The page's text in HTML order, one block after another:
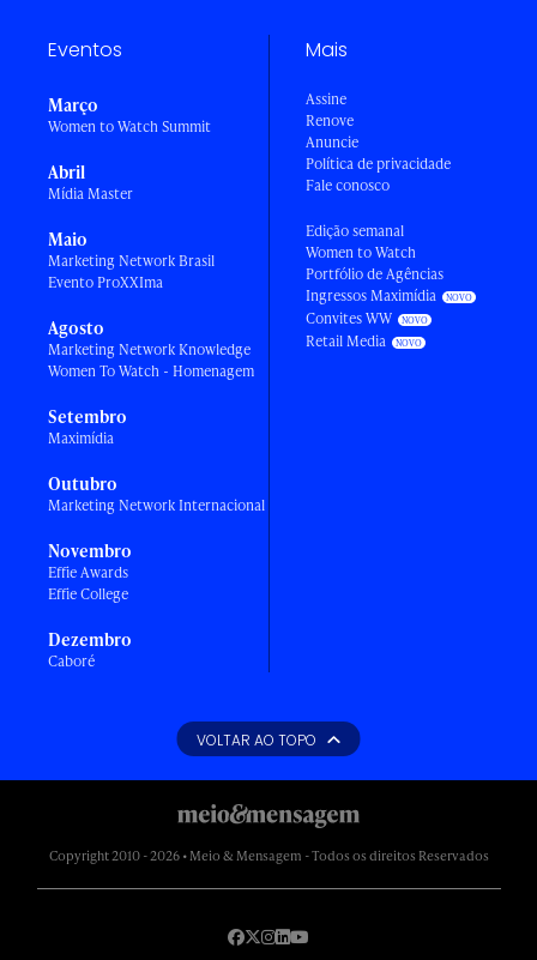
Eventos
Março
Women to Watch Summit
Abril
Mídia Master
Maio
Marketing Network Brasil
Evento ProXXIma
Agosto
Marketing Network Knowledge
Women To Watch - Homenagem
Setembro
Maximídia
Outubro
Marketing Network Internacional
Novembro
Effie Awards
Effie College
Dezembro
Caboré
Mais
Assine
Renove
Anuncie
Política de privacidade
Fale conosco
Edição semanal
Women to Watch
Portfólio de Agências
Ingressos Maximídia
Convites WW
Retail Media
VOLTAR AO TOPO
Copyright 2010 - 2026 • Meio & Mensagem - Todos os direitos Reservados